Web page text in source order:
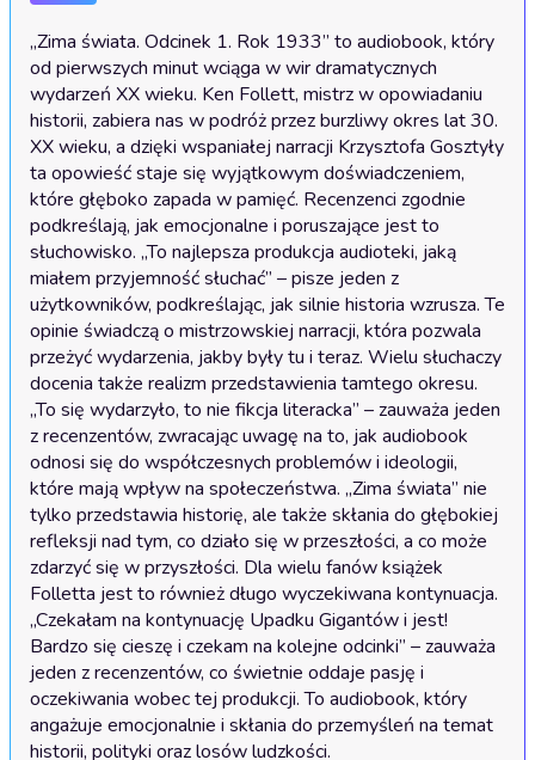
„Zima świata. Odcinek 1. Rok 1933” to audiobook, który
od pierwszych minut wciąga w wir dramatycznych
wydarzeń XX wieku. Ken Follett, mistrz w opowiadaniu
historii, zabiera nas w podróż przez burzliwy okres lat 30.
XX wieku, a dzięki wspaniałej narracji Krzysztofa Gosztyły
ta opowieść staje się wyjątkowym doświadczeniem,
które głęboko zapada w pamięć. Recenzenci zgodnie
podkreślają, jak emocjonalne i poruszające jest to
słuchowisko. „To najlepsza produkcja audioteki, jaką
miałem przyjemność słuchać” – pisze jeden z
użytkowników, podkreślając, jak silnie historia wzrusza. Te
opinie świadczą o mistrzowskiej narracji, która pozwala
przeżyć wydarzenia, jakby były tu i teraz. Wielu słuchaczy
docenia także realizm przedstawienia tamtego okresu.
„To się wydarzyło, to nie fikcja literacka” – zauważa jeden
z recenzentów, zwracając uwagę na to, jak audiobook
odnosi się do współczesnych problemów i ideologii,
które mają wpływ na społeczeństwa. „Zima świata” nie
tylko przedstawia historię, ale także skłania do głębokiej
refleksji nad tym, co działo się w przeszłości, a co może
zdarzyć się w przyszłości. Dla wielu fanów książek
Folletta jest to również długo wyczekiwana kontynuacja.
„Czekałam na kontynuację Upadku Gigantów i jest!
Bardzo się cieszę i czekam na kolejne odcinki” – zauważa
jeden z recenzentów, co świetnie oddaje pasję i
oczekiwania wobec tej produkcji. To audiobook, który
angażuje emocjonalnie i skłania do przemyśleń na temat
historii, polityki oraz losów ludzkości.